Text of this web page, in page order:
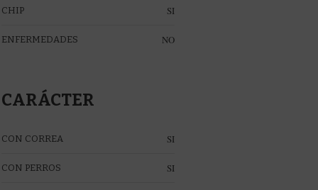
CHIP SI
ENFERMEDADES NO
CARÁCTER
CON CORREA SI
CON PERROS SI